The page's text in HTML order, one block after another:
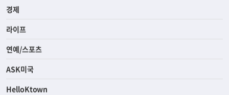
사회
경제
라이프
연예/스포츠